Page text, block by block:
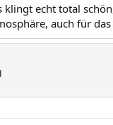
klingt echt total
auch für das